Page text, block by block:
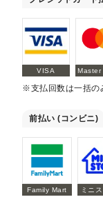
VISA Master
※支払回数は一括の
前払い (コンビニ)
Family Mart ミニ